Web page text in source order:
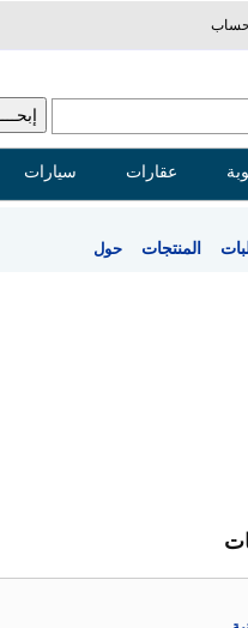
عقارات سيارات
المنتجات حول